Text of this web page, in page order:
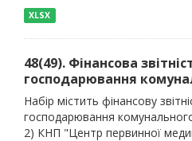
XLSX
48(49). Фінансова
господарювання
Набір містить фінансову
господарювання
2) КНП "Центр первинної